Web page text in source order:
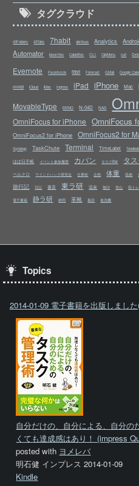
タグクラウド
43Folders 43Tabs 7habit abrAsus Analytics
Automator bison/flex CableBox CLI ClipMenu curl
Evernote Facebook fitbit Forecast GMail Google
HHKB iCloud iMac Ingress iPad iPhone Mac
MovableType MVNO N-04D NAS
OmniFocus for iPhone OmniFocus
OmniFocus2 for iPhone OmniFocus2 for
Synology TaskChute Terminal TimeLabel Toodledo
ほぼ日手帳 イベント参加履歴 カバン タスクBar タ
ベルクロ マインドハック研究会 仕事術 企画 体重 収納
旅行記 日記 書斎 東ラ研 温泉 無印 登山 筋トレ
電子書籍 静ラ研 静岡 革靴 風邪 食洗機
Topics
2014-01-09 電子書籍を出版しまし
自分だけの、自分による、自分
くても達成感はあり！ (impress
posted with ヨメレバ
明石健 インプレス 2014-01-09
Kindle